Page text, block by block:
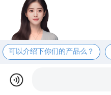
可以介绍下你们的产品么？